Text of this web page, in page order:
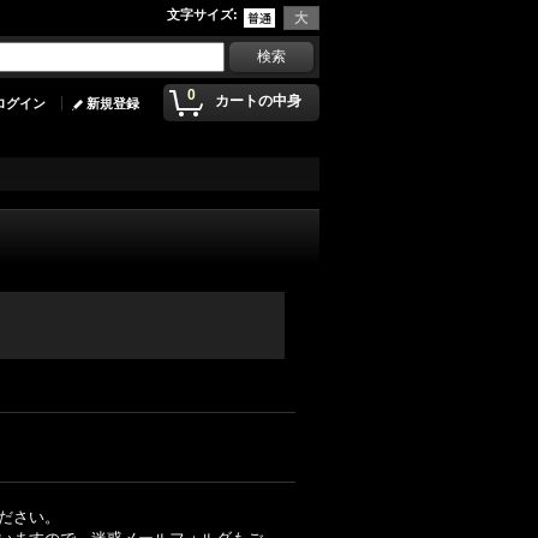
文字サイズ:
0 カートの中身
グイン 新規登録
さい。